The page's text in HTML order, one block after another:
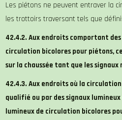
Les piétons ne peuvent entraver la
les trottoirs traversant tels que
42.4.2. Aux endroits comportant
circulation bicolores pour piétons,
sur la chaussée tant que les
42.4.3. Aux endroits où la
qualifié ou par des signaux
lumineux de circulation bicolores